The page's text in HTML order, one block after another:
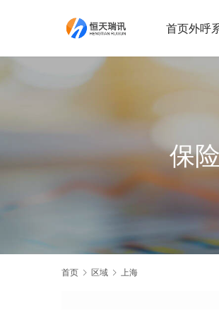
首页外呼
保
首页 区域 上海